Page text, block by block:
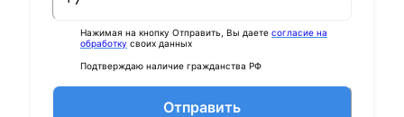
Нажимая на кнопку Отправить, Вы даете согласие на
обработку своих данных
Подтверждаю наличие гражданства РФ
Отправить